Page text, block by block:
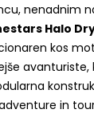
nenadnim
Halo
kos
avanturiste,
in